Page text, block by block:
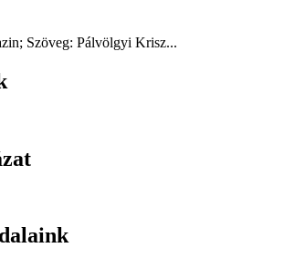
Szöveg: Pálvölgyi Krisz...